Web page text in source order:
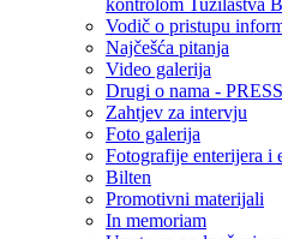
kontrolom Tužilaštva
Vodič o pristupu
Najčešća pitanja
Video galerija
Drugi o nama - PRESS
Zahtjev za intervju
Foto galerija
Fotografije enterijera i
Bilten
Promotivni materijali
In memoriam